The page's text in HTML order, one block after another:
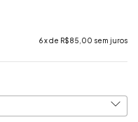
6x de R$85,00 sem juros